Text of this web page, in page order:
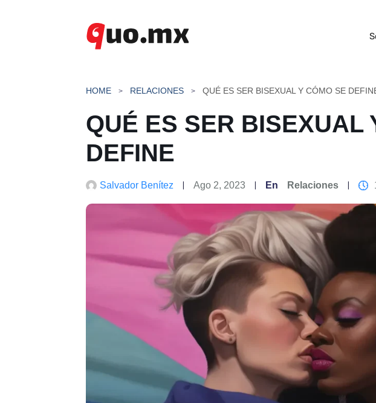
HOME RELACIONES QUÉ ES SER BISEXUAL Y CÓMO SE
QUÉ ES SER BISEXUAL
DEFINE
Salvador Benítez Ago 2, 2023 En Relaciones